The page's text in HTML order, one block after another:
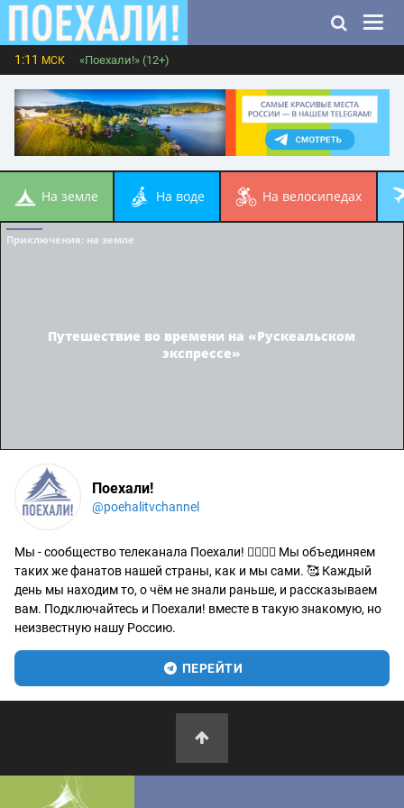
1:11 МСК «Поехали!» (12+)
на земле на воде на велосипедах
Приключения: на земле
Путешествие во времени на «Рускеальском
экспрессе»
Поехали!
@poehalitvchannel
Мы - сообщество телеканала Поехали! 🙋‍♂️🙋‍♀️ Мы объединяем
таких же фанатов нашей страны, как и мы сами. 🥰 Каждый
день мы находим то, о чём не знали раньше, и рассказываем
вам. Подключайтесь и Поехали! вместе в такую знакомую, но
неизвестную нашу Россию.
ПЕРЕЙТИ